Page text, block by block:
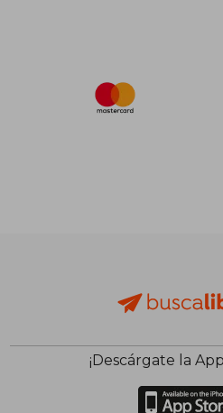
¡Descárgate la